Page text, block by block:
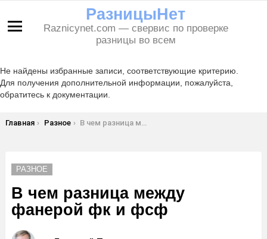
РазницыНет
Raznicynet.com — свервис по проверке
разницы во всем
Не найдены избранные записи, соответствующие критерию.
Для получения дополнительной информации, пожалуйста,
обратитесь к документации.
Вы здесь:
Главная Разное В чем разница между фанерой фк и фсф
РАЗНОЕ
В чем разница между
фанерой фк и фсф